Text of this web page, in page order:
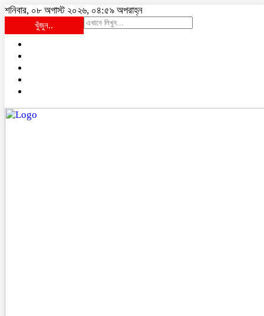
শনিবার, ০৮ অগাস্ট ২০২৬, ০৪:৫৯ অপরাহ্ন
খুঁজুন..